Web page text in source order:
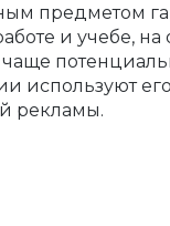
предметом
и учебе,
чаще
используют
рекламы.